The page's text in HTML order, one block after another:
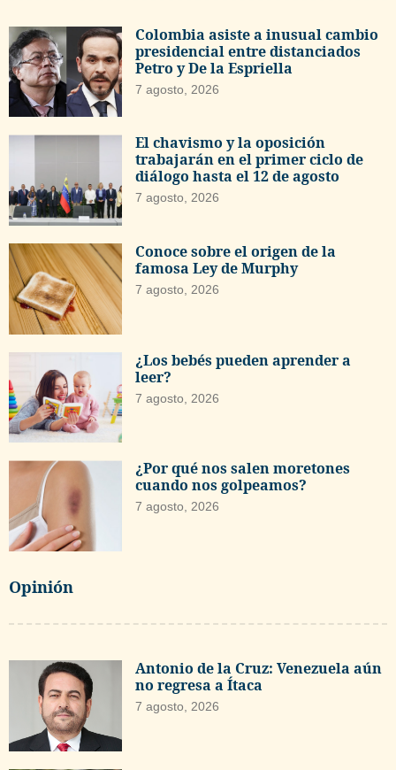
Colombia asiste a inusual cambio
presidencial entre distanciados
Petro y De la Espriella
7 agosto, 2026
El chavismo y la oposición
trabajarán en el primer ciclo de
diálogo hasta el 12 de agosto
7 agosto, 2026
Conoce sobre el origen de la
famosa Ley de Murphy
7 agosto, 2026
¿Los bebés pueden aprender a
leer?
7 agosto, 2026
¿Por qué nos salen moretones
cuando nos golpeamos?
7 agosto, 2026
Opinión
Antonio de la Cruz: Venezuela aún
no regresa a Ítaca
7 agosto, 2026